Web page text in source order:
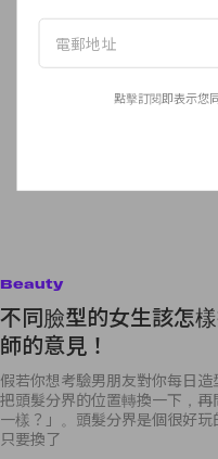
Beauty
不同臉型的女生該怎
師的意見！
假若你想考驗男朋友對你每日
把頭髮分界的位置轉換一下，
一樣？」。頭髮分界是個很好
只要換了
點擊訂閱即表示您